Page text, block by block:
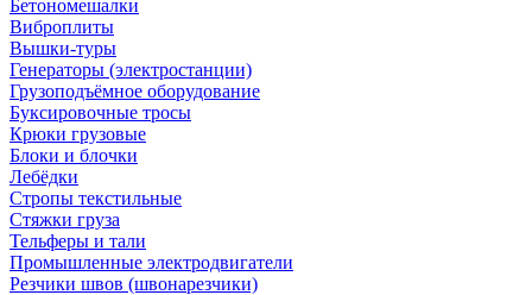
Бетономешалки
Виброплиты
Вышки-туры
Генераторы (электростанции)
Грузоподъёмное оборудование
Буксировочные тросы
Крюки грузовые
Блоки и блочки
Лебёдки
Стропы текстильные
Стяжки груза
Тельферы и тали
Промышленные электродвигатели
Резчики швов (швонарезчики)